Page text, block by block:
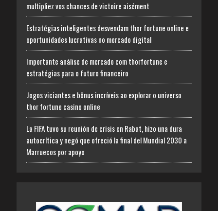
multipliez vos chances de victoire aisément
Estratégias inteligentes desvendam thor fortune online e
oportunidades lucrativas no mercado digital
Importante análise de mercado com thorfortune e
estratégias para o futuro financeiro
Jogos viciantes e bônus incríveis ao explorar o universo
thor fortune casino online
La FIFA tuvo su reunión de crisis en Rabat, hizo una dura
autocrítica y negó que ofreció la final del Mundial 2030 a
Marruecos por apoyo